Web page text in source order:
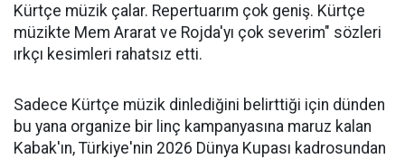
Kürtçe müzik çalar. Repertuarım çok geniş. Kürtçe
müzikte Mem Ararat ve Rojda'yı çok severim" sözleri
ırkçı kesimleri rahatsız etti.
Sadece Kürtçe müzik dinlediğini belirttiği için dünden
bu yana organize bir linç kampanyasına maruz kalan
Kabak'ın, Türkiye'nin 2026 Dünya Kupası kadrosundan